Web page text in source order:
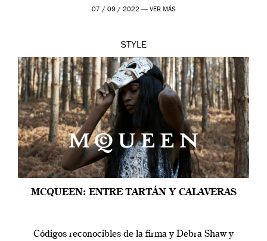
outfit, cada momento, caracteriza […]
07 / 09 / 2022 — VER MÁS
STYLE
MCQUEEN: ENTRE TARTÁN Y CALAVERAS
Códigos reconocibles de la firma y Debra Shaw y